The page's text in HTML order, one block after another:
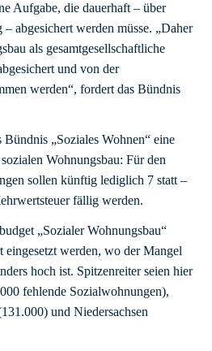
Aufgabe, die dauerhaft – über
abgesichert werden müsse. „Daher
als gesamtgesellschaftliche
und von der
werden“, fordert das Bündnis
„Soziales Wohnen“ eine
Wohnungsbau: Für den
sollen künftig lediglich 7 statt –
fällig werden.
„Sozialer Wohnungsbau“
eingesetzt werden, wo der Mangel
hoch ist. Spitzenreiter seien hier
fehlende Sozialwohnungen),
und Niedersachsen